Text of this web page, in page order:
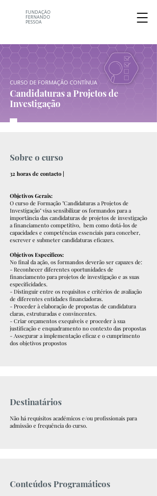
FUNDAÇÃO
FERNANDO
PESSOA
CURSO DE FORMAÇÃO CONTÍNUA
Candidaturas a Projetos de
Investigação
Sobre o curso
32 horas de contacto |
Objetivos Gerais:
O curso de Formação "Candidaturas a Projetos de
Investigação" visa sensibilizar os formandos para a
importância das candidaturas de projetos de investigação
a financiamento competitivo, bem como dotá-los de
capacidades e competências essenciais para conceber,
escrever e submeter candidaturas eficazes.
Objetivos Específicos:
No final da ação, os formandos deverão ser capazes de:
- Reconhecer diferentes oportunidades de
financiamento para projetos de investigação e as suas
especificidades.
- Distinguir entre os requisitos e critérios de avaliação
de diferentes entidades financiadoras.
- Proceder à elaboração de propostas de candidatura
claras, estruturadas e convincentes.
- Criar orçamentos exequíveis e proceder à sua
justificação e enquadramento no contexto das propostas
- Assegurar a implementação eficaz e o cumprimento
dos objetivos propostos
Destinatários
Não há requisitos académicos e/ou profissionais para
admissão e frequência do curso.
Conteúdos Programáticos